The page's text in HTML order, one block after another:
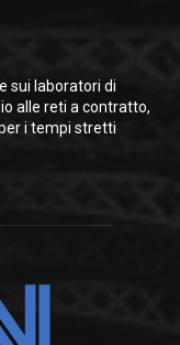
sui laboratori di
alle reti a contratto,
i tempi stretti